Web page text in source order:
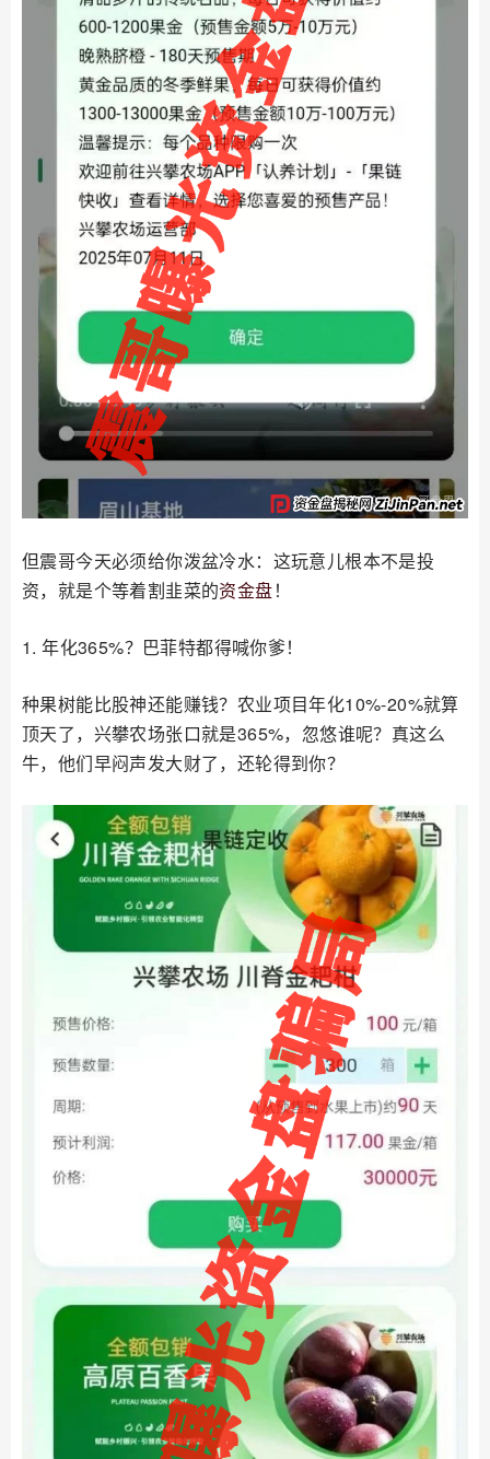
但震哥今天必须给你泼盆冷水：这玩意儿根本不是投
资，就是个等着割韭菜的资金盘！
1. 年化365%？巴菲特都得喊你爹！
种果树能比股神还能赚钱？农业项目年化10%-20%就算
顶天了，兴攀农场张口就是365%，忽悠谁呢？真这么
牛，他们早闷声发大财了，还轮得到你？